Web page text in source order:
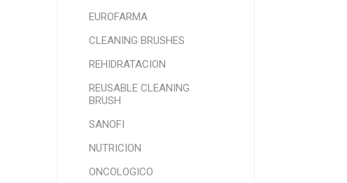
EUROFARMA
CLEANING BRUSHES
REHIDRATACION
REUSABLE CLEANING
BRUSH
SANOFI
NUTRICION
ONCOLOGICO